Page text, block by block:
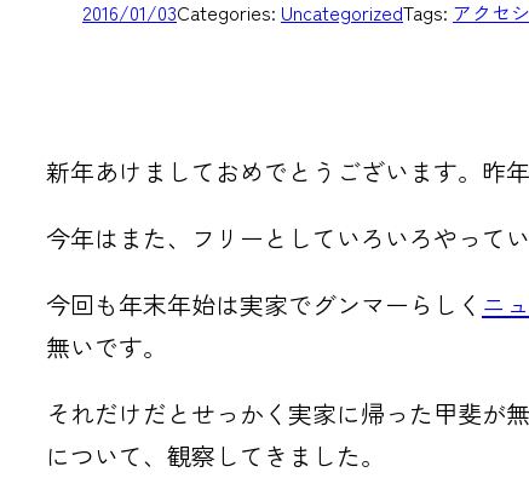
2016/01/03Categories: UncategorizedTags: アクセ
新年あけましておめでとうございます。昨
今年はまた、フリーとしていろいろやって
今回も年末年始は実家でグンマーらしく ニ
無いです。
それだけだとせっかく実家に帰った甲斐が
について、観察してきました。